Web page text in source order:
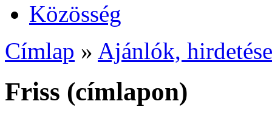
Közösség
Címlap » Ajánlók,
Friss (címlapon)